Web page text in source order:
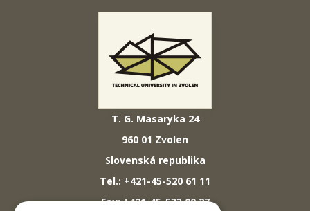
T. G. Masaryka 24
960 01 Zvolen
Slovenská republika
Tel.: +421-45-520 61 11
Fax: +421-45-533 00 27